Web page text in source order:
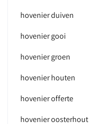
hovenier duiven
hovenier gooi
hovenier groen
hovenier houten
hovenier offerte
hovenier oosterhout